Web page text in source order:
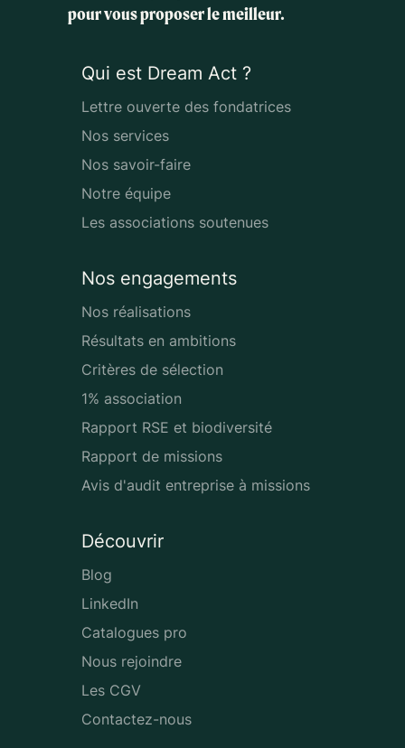
pour vous proposer le meilleur.
Qui est Dream Act ?
Lettre ouverte des fondatrices
Nos services
Nos savoir-faire
Notre équipe
Les associations soutenues
Nos engagements
Nos réalisations
Résultats en ambitions
Critères de sélection
1% association
Rapport RSE et biodiversité
Rapport de missions
Avis d'audit entreprise à missions
Découvrir
Blog
LinkedIn
Catalogues pro
Nous rejoindre
Les CGV
Contactez-nous